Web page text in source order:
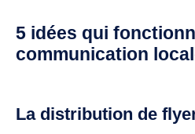
5 idées qui
communication
La distribution de